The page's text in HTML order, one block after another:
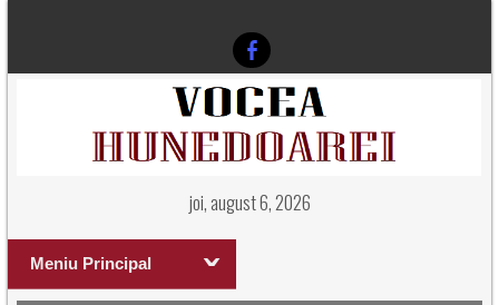
joi, august 6, 2026
Meniu Principal